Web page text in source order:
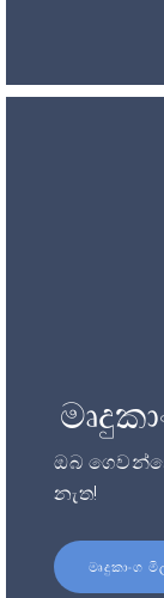
ඔබ
නැත!
මෘදුකාංග